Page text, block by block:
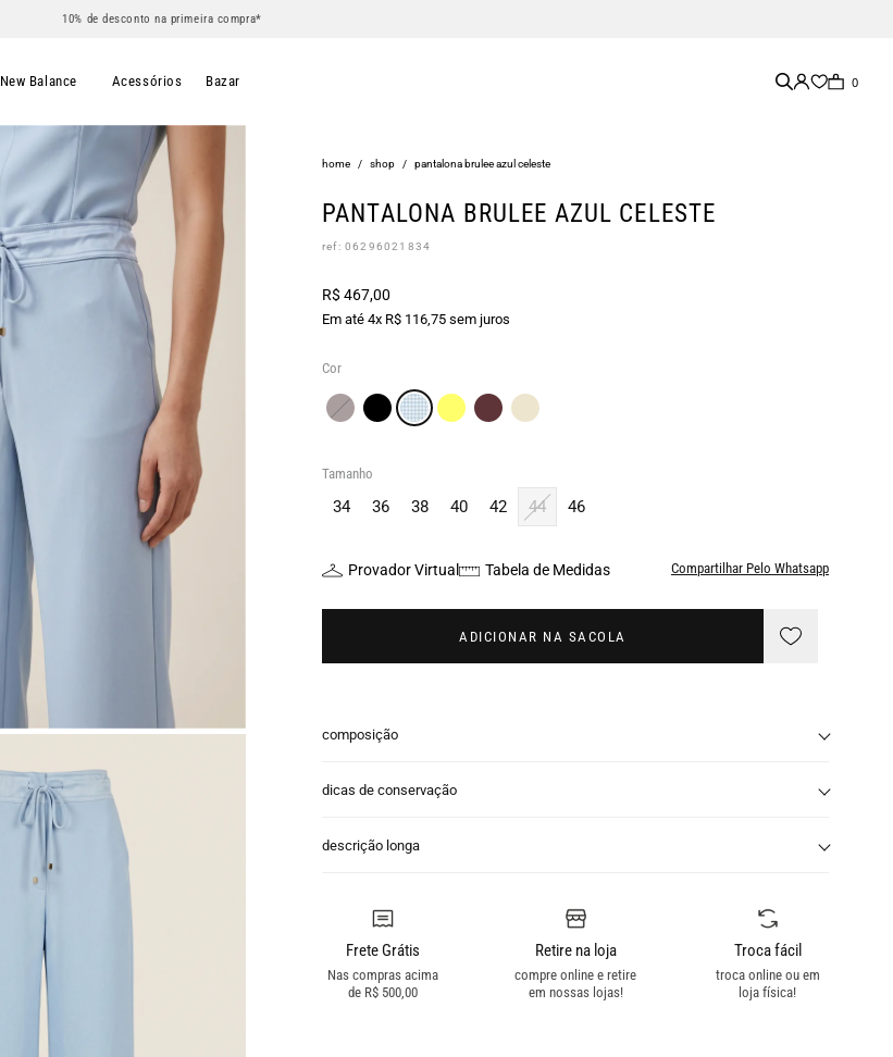
10% de desconto na primeira compra*
0
New Balance Acessórios Bazar
home / shop / pantalona brulee azul celeste
PANTALONA BRULEE AZUL CELESTE
ref: 06296021834
R$ 467,00
Em até 4x R$ 116,75 sem juros
Cor
Tamanho
34 36 38 40 42 44 46
Provador Virtual Tabela de Medidas Compartilhar Pelo Whatsapp
ADICIONAR NA SACOLA
composição
dicas de conservação
descrição longa
Frete Grátis
Nas compras acima
de R$ 500,00
Retire na loja
compre online e retire
em nossas lojas!
Troca fácil
troca online ou em
loja física!